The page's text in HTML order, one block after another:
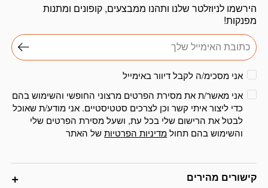
קישורים מהירים
הירשמו לניוזלטר שלנו ותהנו ממבצעים, קופונים ומתנות
מפנקות!
אני מסכימ/ה לקבל דיוור באימייל
אני מאשר/ת את מסירת הפרטים מרצוני החופשי והשימוש בהם
כדי ליצור איתי קשר וכן לצרכים סטטיסטיים. אני מודע/ת שאוכל
לבטל את הרישום שלי בכל עת, ושעל מסירת הפרטים שלי
והשימוש בהם תחולמדיניות הפרטיותשל האתר